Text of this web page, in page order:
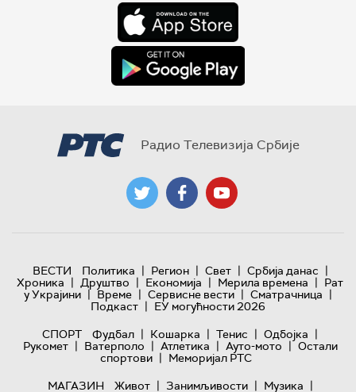
Радио Телевизија Србије
ВЕСТИ Политика | Регион | Свет | Србија данас |
Хроника | Друштво | Економија | Мерила времена | Рат
у Украјини | Време | Сервисне вести | Сматрачница |
Подкаст | ЕУ могућности 2026
СПОРТ
Фудбал | Кошарка | Тенис | Одбојка |
Рукомет | Ватерполо | Атлетика | Ауто-мото | Остали
спортови | Меморијал РТС
МАГАЗИН
Живот | Занимљивости | Музика |